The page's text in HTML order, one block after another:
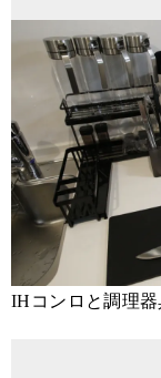
IHコンロと調理器